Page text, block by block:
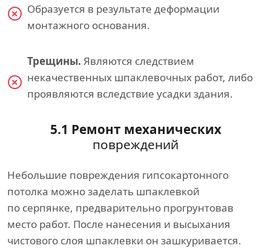
Образуется в результате деформации
монтажного основания.
Трещины. Являются следствием
некачественных шпаклевочных работ, либо
проявляются вследствие усадки здания.
5.1 Ремонт механических
повреждений
Небольшие повреждения гипсокартонного
потолка можно заделать шпаклевкой
по серпянке, предварительно прогрунтовав
место работ. После нанесения и высыхания
чистового слоя шпаклевки он зашкуривается.